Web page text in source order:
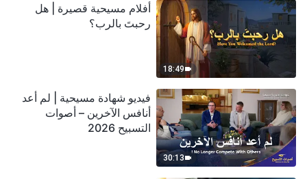
18:49
أفلام مسيحية قصيرة | هل
رحبتَ بالرب؟
30:13
فيديو شهادة مسيحية | لم أعد
أنافس الآخرين – أصوات
التسبيح 2026